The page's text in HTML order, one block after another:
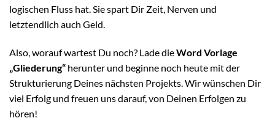
logischen Fluss hat. Sie spart Dir Zeit, Nerven und
letztendlich auch Geld.
Also, worauf wartest Du noch? Lade dieWord Vorlage
„Gliederung“ herunter und beginne noch heute mit der
Strukturierung Deines nächsten Projekts. Wir wünschen Dir
viel Erfolg und freuen uns darauf, von Deinen Erfolgen zu
hören!